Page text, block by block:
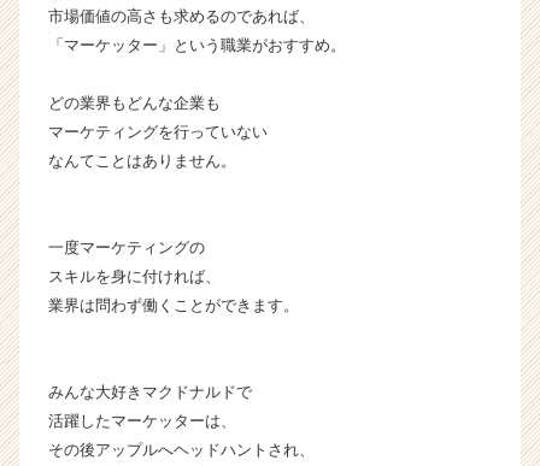
市場価値の高さも求めるのであれば、
「マーケッター」という職業がおすすめ。
どの業界もどんな企業も
マーケティングを行っていない
なんてことはありません。
一度マーケティングの
スキルを身に付ければ、
業界は問わず働くことができます。
みんな大好きマクドナルドで
活躍したマーケッターは、
その後アップルへヘッドハントされ、